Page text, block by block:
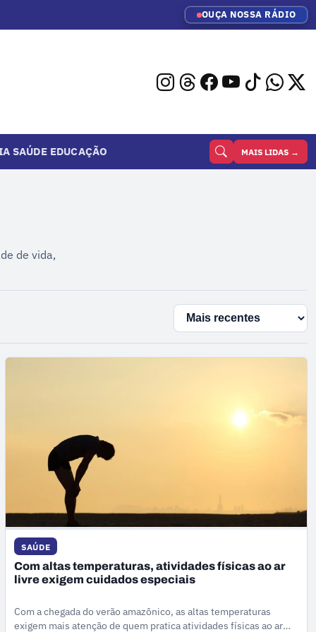
OUÇA NOSSA RÁDIO
SAÚDE EDUCAÇÃO MAIS LIDAS →
de vida,
SAÚDE
Com altas temperaturas, atividades físicas ao ar
livre exigem cuidados especiais
Com a chegada do verão amazônico, as altas temperaturas
exigem mais atenção de quem pratica atividades físicas ao ar